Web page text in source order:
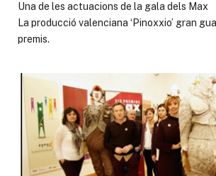
Una de les actuacions de la gala dels Max
La producció valenciana ‘Pinoxxio’ gran
premis.